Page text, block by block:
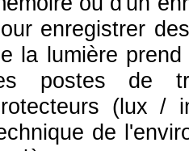
enregistrer
la lumière
postes de
(lux /
de